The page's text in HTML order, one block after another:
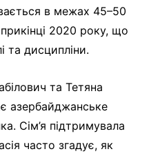
в межах 45–50
2020 року, що
та дисципліни.
та Тетяна
азербайджанське
Сім’я підтримувала
часто згадує, як